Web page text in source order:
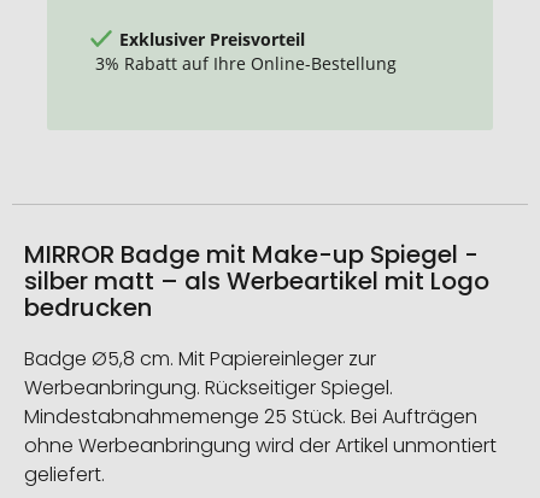
Exklusiver Preisvorteil
3% Rabatt auf Ihre Online-Bestellung
MIRROR Badge mit Make-up Spiegel -
silber matt – als Werbeartikel mit Logo
bedrucken
Badge Ø5,8 cm. Mit Papiereinleger zur
Werbeanbringung. Rückseitiger Spiegel.
Mindestabnahmemenge 25 Stück. Bei Aufträgen
ohne Werbeanbringung wird der Artikel unmontiert
geliefert.